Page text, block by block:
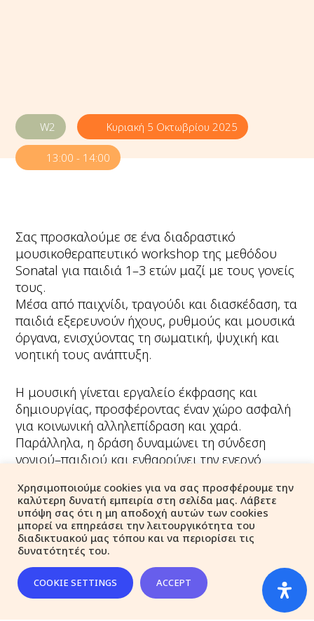
W2 Κυριακή 5 Οκτωβρίου 2025
13:00 - 14:00
Σας προσκαλούμε σε ένα διαδραστικό
μουσικοθεραπευτικό workshop της μεθόδου
Sonatal για παιδιά 1–3 ετών μαζί με τους γονείς
τους.
Μέσα από παιχνίδι, τραγούδι και διασκέδαση, τα
παιδιά εξερευνούν ήχους, ρυθμούς και μουσικά
όργανα, ενισχύοντας τη σωματική, ψυχική και
νοητική τους ανάπτυξη.
Η μουσική γίνεται εργαλείο έκφρασης και
δημιουργίας, προσφέροντας έναν χώρο ασφαλή
για κοινωνική αλληλεπίδραση και χαρά.
Παράλληλα, η δράση δυναμώνει τη σύνδεση
γονιού–παιδιού και ενθαρρύνει την ενεργό
πρώτων μουσικών δεξιοτήτων και της
δημιουργικότητας των παιδιών τους.
Sonatal Music Therapy
Εισηγήτρια: Ευδοξία Δαβόρα, Βοηθοί: Πιλιτσίδης
Παύλος, Πιλιτσίδου Άννα, Πιλιτσίδου Δέσποινα
Χρησιμοποιούμε cookies για να σας προσφέρουμε την
καλύτερη δυνατή εμπειρία στη σελίδα μας. Λάβετε
υπόψη σας ότι η μη αποδοχή αυτών των cookies
μπορεί να επηρεάσει την λειτουργικότητα του
διαδικτυακού μας τόπου και να περιορίσει τις
δυνατότητές του.
COOKIE SETTINGS ACCEPT